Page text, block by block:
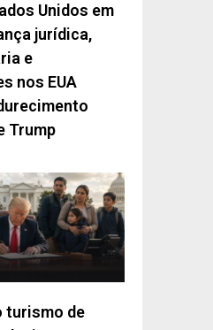
Unidos em
jurídica,
e
nos EUA
Trump
turismo de